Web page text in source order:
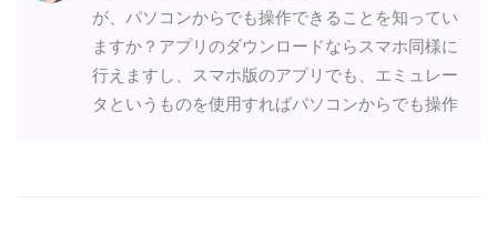
が、パソコンからでも操作できることを知ってい
ますか？アプリのダウンロードならスマホ同様に
行えますし、スマホ版のアプリでも、エミュレー
タというものを使用すればパソコンからでも操作